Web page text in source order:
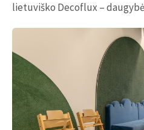
lietuviško Decoflux –